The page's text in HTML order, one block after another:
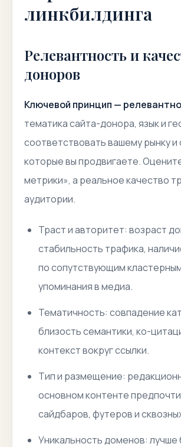
линкбилдинга
Релевантность и
доноров
Ключевой принцип —
тематика сайта-донора, язык и
соответствовать вашему рынку и
которые вы продвигаете.
метрики», а реальное качество
аудитории.
Траст и авторитет: возраст
стабильность трафика,
по сопутствующим
упоминания в медиа.
Тематичность: совпадение
близость семантики, ко-
контекст вокруг ссылки.
Тип и размещение:
основном контенте
сайдбаров, футеров и
Уникальность доменов: лучше